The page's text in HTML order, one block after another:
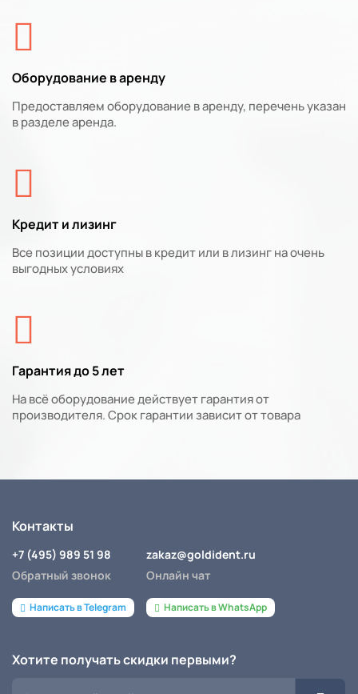
Оборудование в аренду
Предоставляем оборудование в аренду, перечень указан
в разделе аренда.
Кредит и лизинг
Все позиции доступны в кредит или в лизинг на очень
выгодных условиях
Гарантия до 5 лет
На всё оборудование действует гарантия от
производителя. Срок гарантии зависит от товара
Контакты
+7 (495) 989 51 98
Обратный звонок
Написать в Telegram
zakaz@goldident.ru
Онлайн чат
Написать в WhatsApp
Хотите получать скидки первыми?